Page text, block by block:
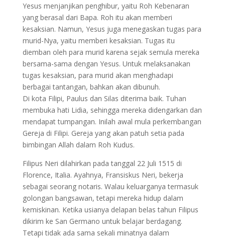
Yesus menjanjikan penghibur, yaitu Roh Kebenaran
yang berasal dari Bapa. Roh itu akan memberi
kesaksian. Namun, Yesus juga menegaskan tugas para
murid-Nya, yaitu memberi kesaksian. Tugas itu
diemban oleh para murid karena sejak semula mereka
bersama-sama dengan Yesus. Untuk melaksanakan
tugas kesaksian, para murid akan menghadapi
berbagai tantangan, bahkan akan dibunuh.
Di kota Filipi, Paulus dan Silas diterima baik. Tuhan
membuka hati Lidia, sehingga mereka didengarkan dan
mendapat tumpangan. Inilah awal mula perkembangan
Gereja di Filipi. Gereja yang akan patuh setia pada
bimbingan Allah dalam Roh Kudus.
Filipus Neri dilahirkan pada tanggal 22 Juli 1515 di
Florence, Italia. Ayahnya, Fransiskus Neri, bekerja
sebagai seorang notaris. Walau keluarganya termasuk
golongan bangsawan, tetapi mereka hidup dalam
kemiskinan. Ketika usianya delapan belas tahun Filipus
dikirim ke San Germano untuk belajar berdagang.
Tetapi tidak ada sama sekali minatnya dalam